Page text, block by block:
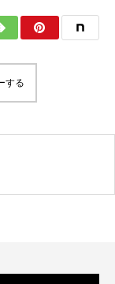
する